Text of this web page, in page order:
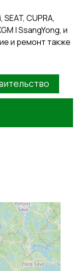
CUPRA,
| SsangYong, и
и ремонт также